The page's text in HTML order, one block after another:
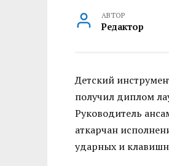
АВТОР
Редактор
Детский
получил диплом
Руководитель
аткарчан
ударных и